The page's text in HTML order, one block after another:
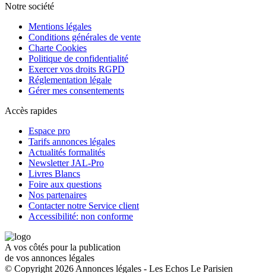
Notre société
Mentions légales
Conditions générales de vente
Charte Cookies
Politique de confidentialité
Exercer vos droits RGPD
Réglementation légale
Gérer mes consentements
Accès rapides
Espace pro
Tarifs annonces légales
Actualités formalités
Newsletter JAL-Pro
Livres Blancs
Foire aux questions
Nos partenaires
Contacter notre Service client
Accessibilité: non conforme
A vos côtés pour la publication
de vos annonces légales
© Copyright 2026 Annonces légales - Les Echos Le Parisien